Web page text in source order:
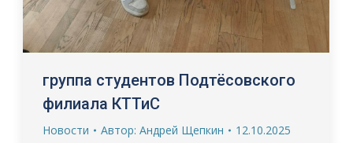
группа студентов Подтёсовского
филиала КТТиС
Новости Автор: Андрей Щепкин 12.10.2025